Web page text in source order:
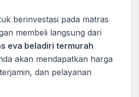
berinvestasi pada matras
membeli langsung dari
eva beladiri termurah
akan mendapatkan harga
dan pelayanan